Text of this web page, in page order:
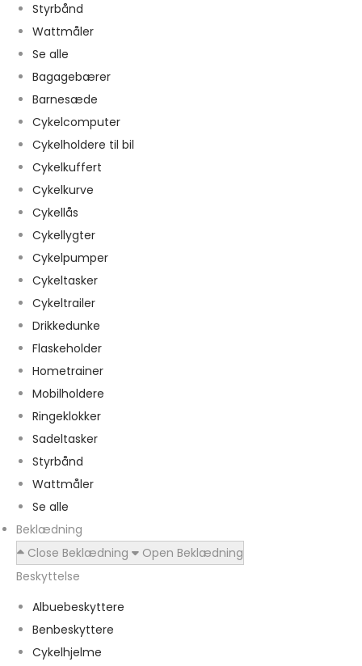
Styrbånd
Wattmåler
Se alle
Bagagebærer
Barnesæde
Cykelcomputer
Cykelholdere til bil
Cykelkuffert
Cykelkurve
Cykellås
Cykellygter
Cykelpumper
Cykeltasker
Cykeltrailer
Drikkedunke
Flaskeholder
Hometrainer
Mobilholdere
Ringeklokker
Sadeltasker
Styrbånd
Wattmåler
Se alle
Beklædning
Close Beklædning
Open Beklædning
Beskyttelse
Albuebeskyttere
Benbeskyttere
Cykelhjelme